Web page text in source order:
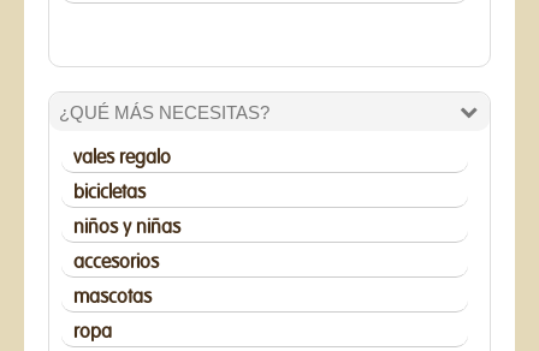
¿QUÉ MÁS NECESITAS?
vales regalo
bicicletas
niños y niñas
accesorios
mascotas
ropa